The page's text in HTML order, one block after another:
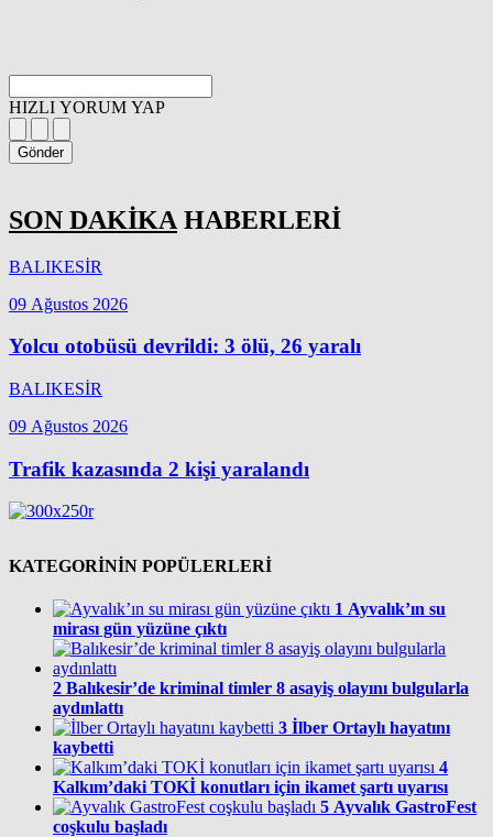
HIZLI YORUM YAP
Gönder
SON DAKİKA HABERLERİ
BALIKESİR
09 Ağustos 2026
Yolcu otobüsü devrildi: 3 ölü, 26 yaralı
BALIKESİR
09 Ağustos 2026
Trafik kazasında 2 kişi yaralandı
KATEGORİNİN POPÜLERLERİ
1 Ayvalık’ın su
mirası gün yüzüne çıktı
2 Balıkesir’de kriminal timler 8 asayiş olayını bulgularla
aydınlattı
3 İlber Ortaylı hayatını
kaybetti
4
Kalkım’daki TOKİ konutları için ikamet şartı uyarısı
5 Ayvalık GastroFest
coşkulu başladı